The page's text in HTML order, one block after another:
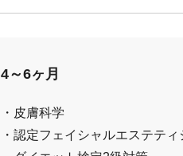
4～6ヶ月
・皮膚科学
・認定フェイシャルエステテ